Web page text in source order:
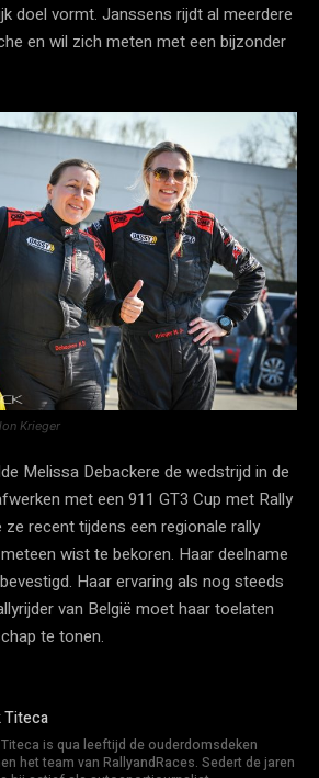
doel vormt. Janssens rijdt al meerdere
en wil zich meten met een bijzonder
Krieger
Melissa Debackere de wedstrijd in de
met een 911 GT3 Cup met Rally
ze recent tijdens een regionale rally
wist te bekoren. Haar deelname
Haar ervaring als nog steeds
van België moet haar toelaten
te tonen.
Titeca
is qua leeftijd de ouderdomsdeken
het team van RallyandRaces. Sedert de jaren